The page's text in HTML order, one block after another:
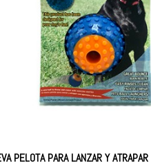
PELOTA PARA LANZAR Y